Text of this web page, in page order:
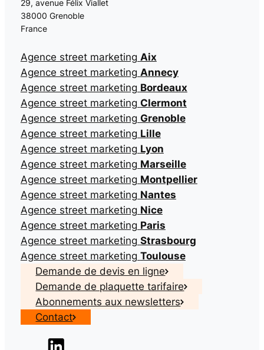
29, avenue Félix Viallet
38000 Grenoble
France
Agence street marketing Aix
Agence street marketing Annecy
Agence street marketing Bordeaux
Agence street marketing Clermont
Agence street marketing Grenoble
Agence street marketing Lille
Agence street marketing Lyon
Agence street marketing Marseille
Agence street marketing Montpellier
Agence street marketing Nantes
Agence street marketing Nice
Agence street marketing Paris
Agence street marketing Strasbourg
Agence street marketing Toulouse
Demande de devis en ligne
Demande de plaquette tarifaire
Abonnements aux newsletters
Contact